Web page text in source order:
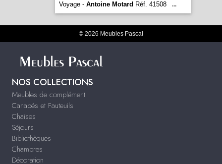
Voyage - Antoine Motard Réf. 41508 ...
© 2026 Meubles Pascal
NOS COLLECTIONS
Meubles de complément
Canapés et Fauteuils
Chaises
Séjours
Bibliothèques
Chambres
Décoration